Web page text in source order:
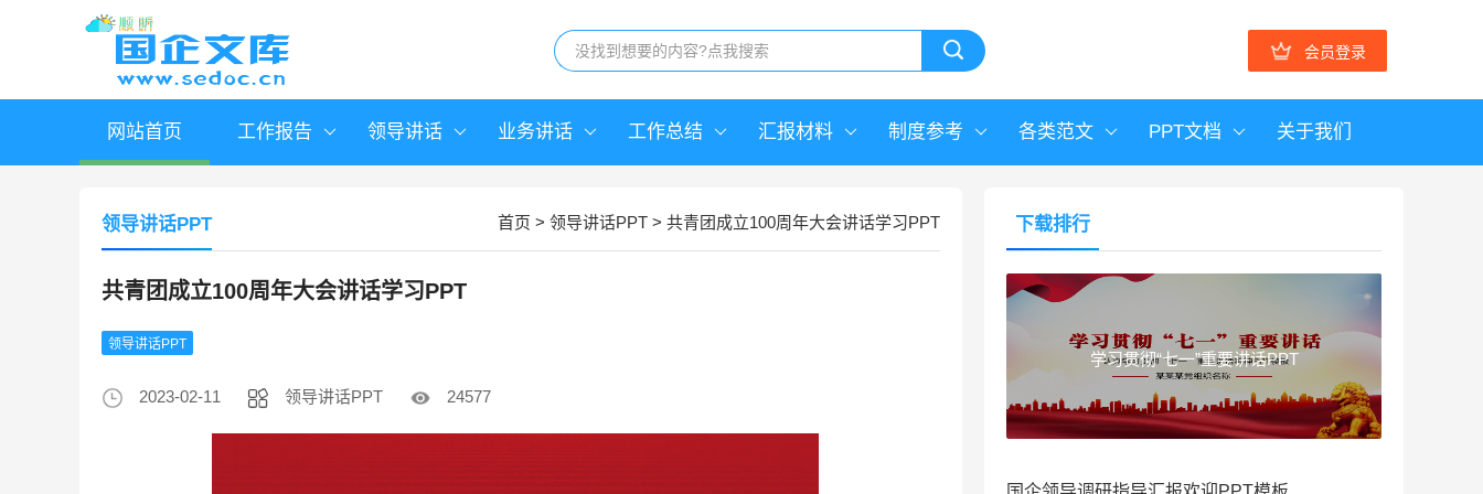
会员登录
网站首页 工作报告 领导讲话 业务讲话 工作总结 汇报材料 制度参考 各类范文 PPT文档 关于我们
首页 > 领导讲话PPT > 共青团成立100周年大会讲话学习PPT
领导讲话PPT
共青团成立100周年大会讲话学习PPT
领导讲话PPT
2023-02-11 领导讲话PPT 24577
下载排行
学习贯彻“七一”重要讲话PPT